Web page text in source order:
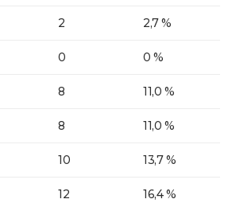
2 2,7 %
0 0 %
8 11,0 %
8 11,0 %
10 13,7 %
12 16,4 %